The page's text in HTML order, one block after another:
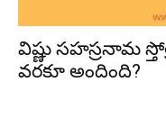
విష్ణు సహస్రనామ
వరకూ అందింది?